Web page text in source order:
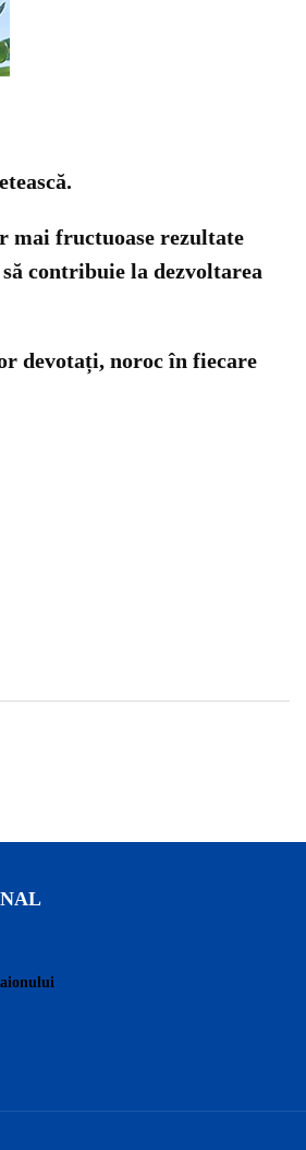
mai fructuoase rezultate
contribuie la dezvoltarea
devotați, noroc în fiecare